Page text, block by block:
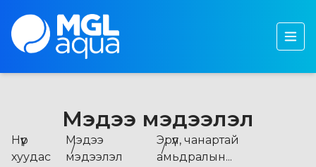
Мэдээ мэдээлэл
Нүүр
хуудас
Мэдээ
мэдээлэл
Эрүүл, чанартай
амьдралын...
Хөрөнгө оруулагчдад
Мэдээ, мэдээлэл